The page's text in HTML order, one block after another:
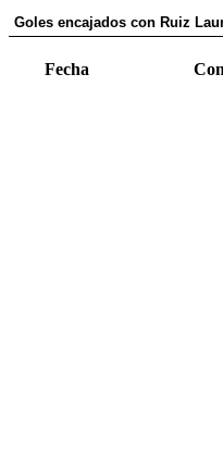
Goles encajados con Ruiz
Fecha